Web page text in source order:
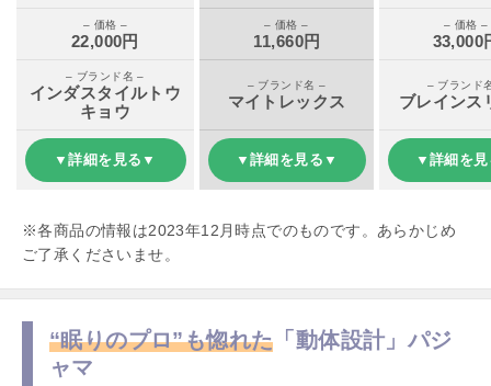
– 価格 –
22,000円
– 価格 –
11,660円
– 価格 –
33,000
– ブランド名 –
インダスタイルトウ
キョウ
– ブランド名 –
マイトレックス
– ブランド
ブレインス
▼詳細を見る▼ ▼詳細を見る▼ ▼詳細を
※各商品の情報は2023年12月時点でのものです。あらかじめ
ご了承くださいませ。
“眠りのプロ”も惚れた 「動体設計」パジ
ャマ